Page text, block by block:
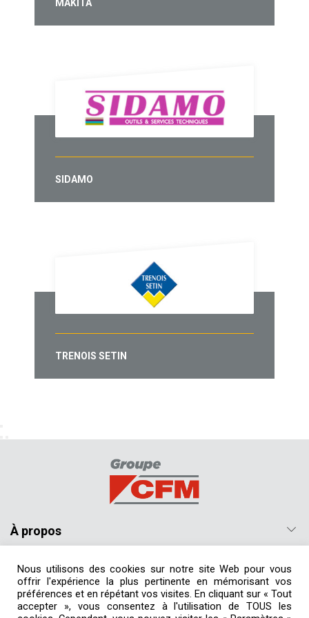
MAKITA
SIDAMO
TRENOIS SETIN
À propos
Nos produits
Suivez-nous
Nous utilisons des cookies sur notre site Web pour vous
offrir l'expérience la plus pertinente en mémorisant vos
préférences et en répétant vos visites. En cliquant sur « Tout
accepter », vous consentez à l'utilisation de TOUS les